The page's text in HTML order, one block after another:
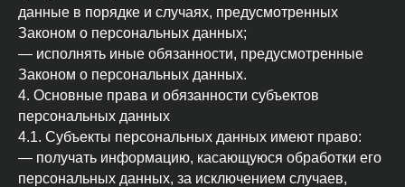
данные в порядке и случаях, предусмотренных
Законом о персональных данных;
— исполнять иные обязанности, предусмотренные
Законом о персональных данных.
4. Основные права и обязанности субъектов
персональных данных
4.1. Субъекты персональных данных имеют право:
— получать информацию, касающуюся обработки его
персональных данных, за исключением случаев,